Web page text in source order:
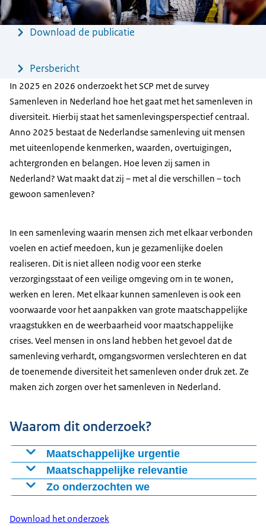
MenuDownload de publicatie
Persbericht
In 2025 en 2026 onderzoekt het SCP met de survey
Samenleven in Nederland hoe het gaat met het samenleven in
diversiteit. Hierbij staat het samenlevingsperspectief centraal.
Anno 2025 bestaat de Nederlandse samenleving uit mensen
met uiteenlopende kenmerken, waarden, overtuigingen,
achtergronden en belangen. Hoe leven zij samen in
Nederland? Wat maakt dat zij – met al die verschillen – toch
gewoon samenleven?
In een samenleving waarin mensen zich met elkaar verbonden
voelen en actief meedoen, kun je gezamenlijke doelen
realiseren. Dit is niet alleen nodig voor een sterke
verzorgingsstaat of een veilige omgeving om in te wonen,
werken en leren. Met elkaar kunnen samenleven is ook een
voorwaarde voor het aanpakken van grote maatschappelijke
vraagstukken en de weerbaarheid voor maatschappelijke
crises. Veel mensen in ons land hebben het gevoel dat de
samenleving verhardt, omgangsvormen verslechteren en dat
de toenemende diversiteit het samenleven onder druk zet. Ze
maken zich zorgen over het samenleven in Nederland.
Waarom dit onderzoek?
Maatschappelijke urgentie
De samenleving verandert. Eén van de ontwikkelingen
die daarvoor heeft gezorgd is migratie. Door migratie is
herkomst diverser geworden. Dit heeft geleid tot
Maatschappelijke relevantie
Het vertrouwen dat mensen hebben in elkaar en in
Bovendien gaan achter het stabiele gemiddelde grote
Zo onderzochten we
Migranten (SIM), die sinds 2006 elke vijf jaar werd
Download het onderzoek